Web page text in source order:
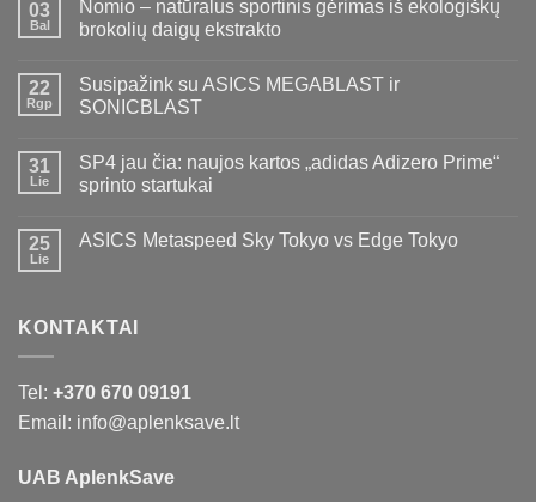
03
Bal
Nomio – natūralus sportinis gėrimas iš ekologiškų
brokolių daigų ekstrakto
22
Rgp
Susipažink su ASICS MEGABLAST ir
SONICBLAST
31
Lie
SP4 jau čia: naujos kartos „adidas Adizero Prime“
sprinto startukai
25
Lie
ASICS Metaspeed Sky Tokyo vs Edge Tokyo
KONTAKTAI
Tel: +370 670 09191
Email: info@aplenksave.lt
UAB AplenkSave